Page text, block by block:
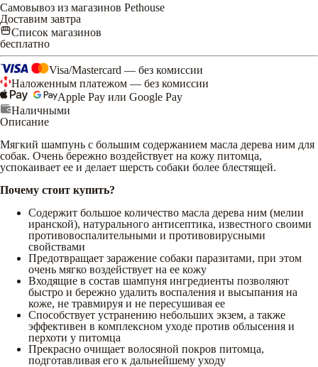
Самовывоз из магазинов Pethouse
Доставим завтра
Список магазинов
бесплатно
Visa/Mastercard — без комиссии
Наложенным платежом — без комиссии
Apple Pay или Google Pay
Наличными
Описание
Мягкий шампунь с большим содержанием масла дерева ним для
собак. Очень бережно воздействует на кожу питомца,
успокаивает ее и делает шерсть собаки более блестящей.
Почему стоит купить?
Содержит большое количество масла дерева ним (мелии
иранской), натурального антисептика, известного своими
противовоспалительными и противовирусными
свойствами
Предотвращает заражение собаки паразитами, при этом
очень мягко воздействует на ее кожу
Входящие в состав шампуня ингредиенты позволяют
быстро и бережно удалить воспаления и высыпания на
коже, не травмируя и не пересушивая ее
Способствует устранению небольших экзем, а также
эффективен в комплексном уходе против облысения и
перхоти у питомца
Прекрасно очищает волосяной покров питомца,
подготавливая его к дальнейшему уходу